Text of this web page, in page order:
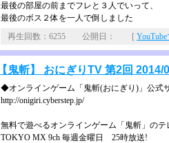
最後の部屋の前までフレと３人でいって、
最後のボス２体を一人で倒しました
再生回数：6255 公開日： [
【鬼斬】 おにぎりTV 第2回
◆オンラインゲーム「鬼斬(おにぎり)」公式
http://onigiri.cyberstep.jp/
無料で遊べるオンラインゲーム「鬼斬」のテ
TOKYO MX 9ch 毎週金曜日 25時放送!